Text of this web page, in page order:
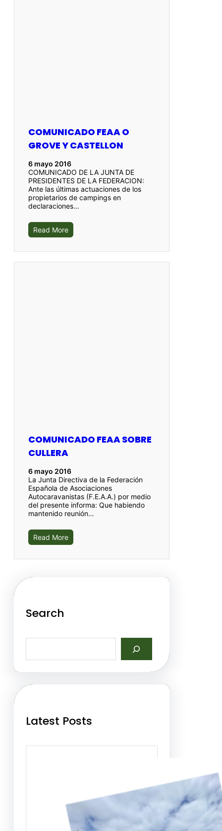
COMUNICADO FEAA O
GROVE Y CASTELLON
6 mayo 2016
COMUNICADO DE LA JUNTA DE
PRESIDENTES DE LA FEDERACION:
Ante las últimas actuaciones de los
propietarios de campings en
declaraciones…
Read More
COMUNICADO FEAA SOBRE
CULLERA
6 mayo 2016
La Junta Directiva de la Federación
Española de Asociaciones
Autocaravanistas (F.E.A.A.) por medio
del presente informa: Que habiendo
mantenido reunión…
Read More
Search
a
h
Latest Posts